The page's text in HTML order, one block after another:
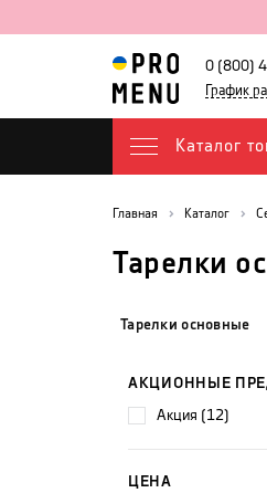
0 (800)
График
Каталог
Главная Каталог
Тарелки
Тарелки основные
АКЦИОННЫЕ
акция (12)
ЦЕНА